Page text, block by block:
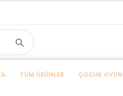
TÜM ÜRÜNLER ÇOCUK